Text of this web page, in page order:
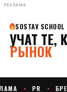
РЕКЛАМА